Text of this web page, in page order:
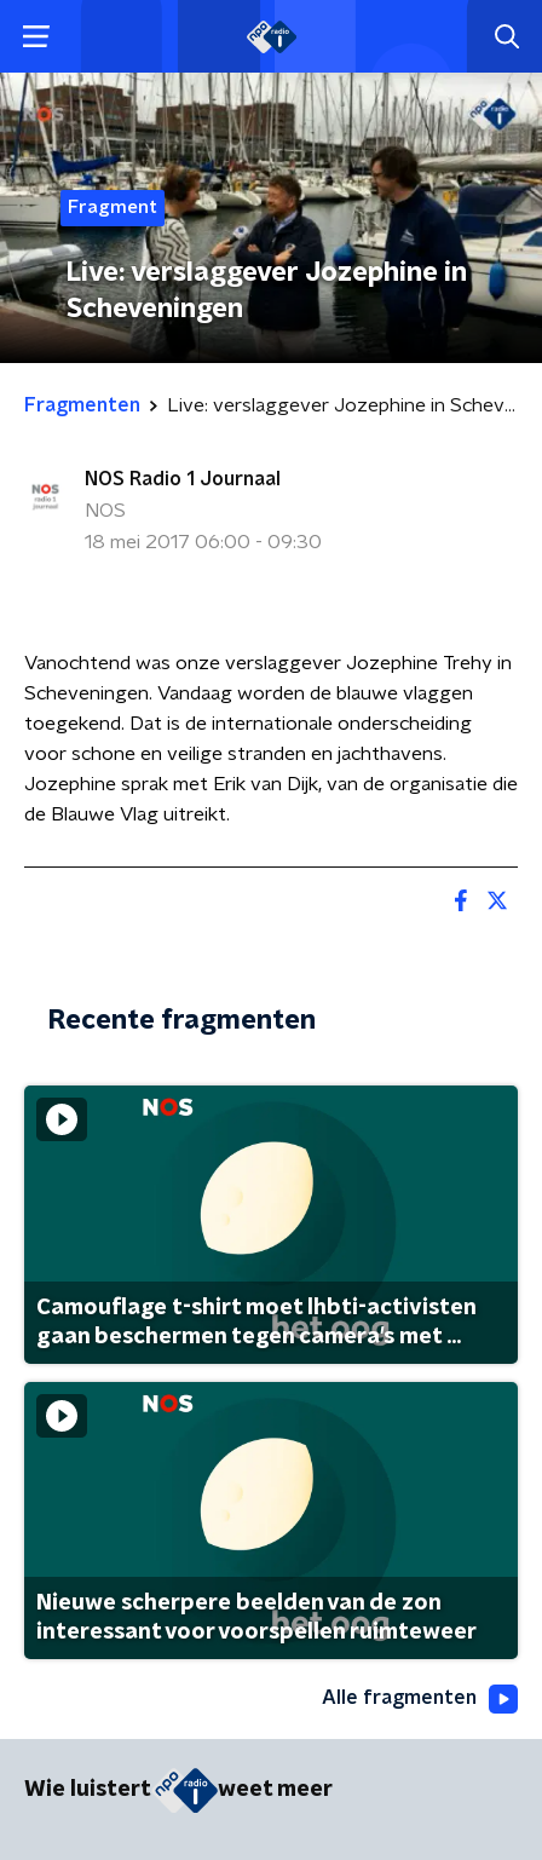
Fragment
Live: verslaggever Jozephine in
Scheveningen
Fragmenten Live: verslaggever Jozephine in Scheveningen
NOS Radio 1 Journaal
NOS
18 mei 2017 06:00 - 09:30
Vanochtend was onze verslaggever Jozephine Trehy in
Scheveningen. Vandaag worden de blauwe vlaggen
toegekend. Dat is de internationale onderscheiding
voor schone en veilige stranden en jachthavens.
Jozephine sprak met Erik van Dijk, van de organisatie die
de Blauwe Vlag uitreikt.
Recente fragmenten
Camouflage t-shirt moet lhbti-activisten
gaan beschermen tegen camera's met ...
Nieuwe scherpere beelden van de zon
interessant voor voorspellen ruimteweer
Alle fragmenten
Wie luistert weet meer